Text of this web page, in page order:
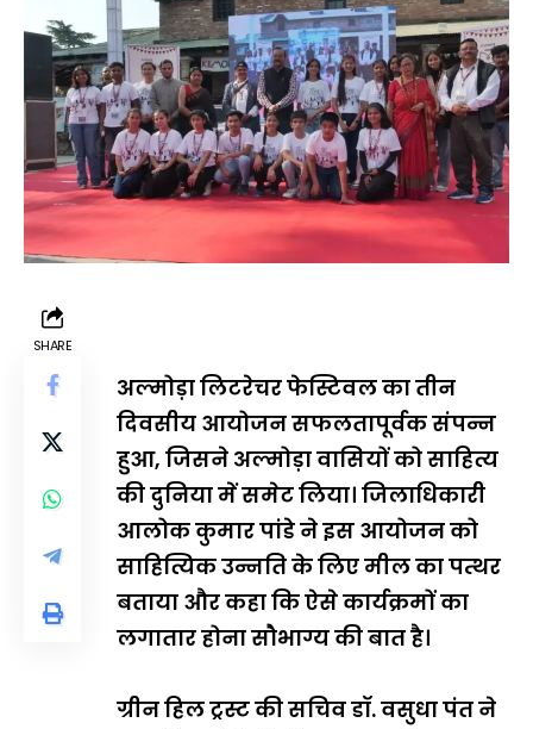
SHARE
अल्मोड़ा लिटरेचर फेस्टिवल का तीन
दिवसीय आयोजन सफलतापूर्वक संपन्न
हुआ, जिसने अल्मोड़ा वासियों को साहित्य
की दुनिया में समेट लिया। जिलाधिकारी
आलोक कुमार पांडे ने इस आयोजन को
साहित्यिक उन्नति के लिए मील का पत्थर
बताया और कहा कि ऐसे कार्यक्रमों का
लगातार होना सौभाग्य की बात है।
ग्रीन हिल ट्रस्ट की सचिव डॉ. वसुधा पंत ने